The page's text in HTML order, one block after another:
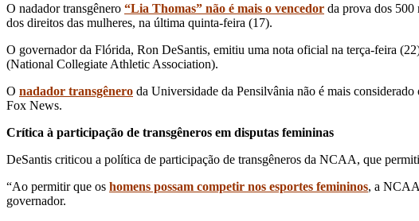
O nadador transgênero “Lia Thomas” não é mais o vencedor da prova dos 500
dos direitos das mulheres, na última quinta-feira (17).
O governador da Flórida, Ron DeSantis, emitiu uma nota oficial na terça-feira
(National Collegiate Athletic Association).
O nadador transgênero da Universidade da Pensilvânia não é mais
Fox News.
Crítica à participação de transgêneros em disputas femininas
DeSantis criticou a política de participação de transgêneros da NCAA, que
“Ao permitir que os homens possam competir nos esportes femininos, a NCAA
governador.